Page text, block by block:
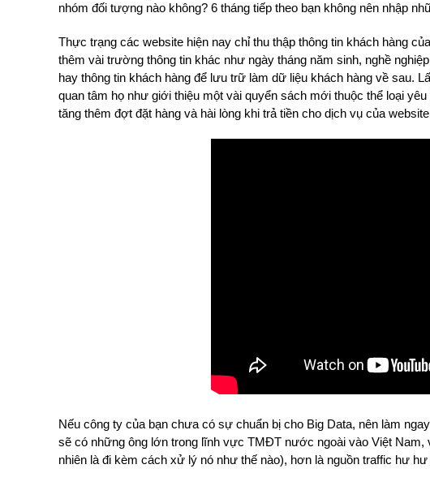
nhóm đối tượng nào không? 6 tháng tiếp theo bạn không nên nhập
Thực trạng các website hiện nay chỉ thu thập thông tin khách hàng
thêm vài trường thông tin khác như ngày tháng năm sinh, nghề
hay thông tin khách hàng để lưu trữ làm dữ liệu khách hàng về sau.
quan tâm họ như giới thiệu một vài quyển sách mới thuộc thể loại
tăng thêm đợt đặt hàng và hài lòng khi trả tiền cho dịch vụ của
Nếu công ty của bạn chưa có sự chuẩn bị cho Big Data, nên làm
sẽ có những ông lớn trong lĩnh vực TMĐT nước ngoài vào Việt
nhiên là đi kèm cách xử lý nó như thế nào), hơn là nguồn traffic hư